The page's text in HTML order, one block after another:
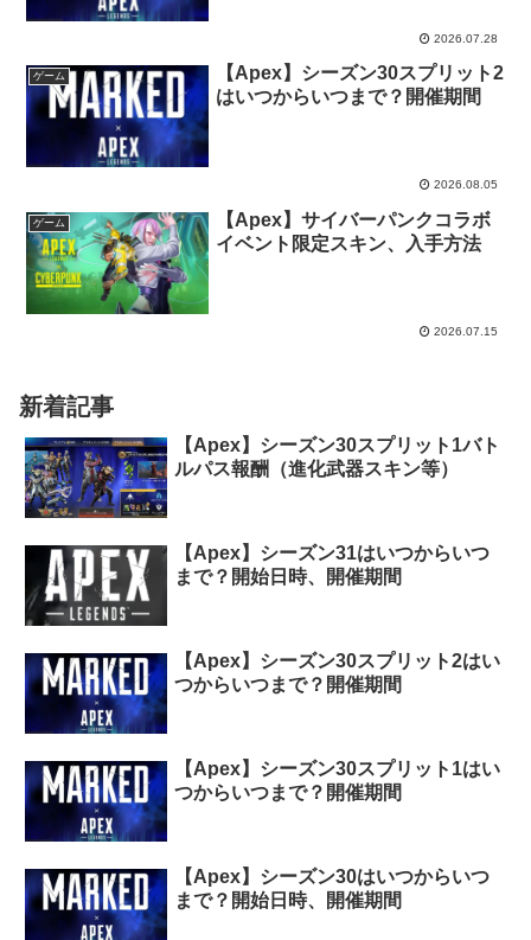
2026.07.28
ゲーム
【Apex】シーズン30スプリット2
はいつからいつまで？開催期間
2026.08.05
ゲーム
【Apex】サイバーパンクコラボ
イベント限定スキン、入手方法
2026.07.15
新着記事
【Apex】シーズン30スプリット1バト
ルパス報酬（進化武器スキン等）
【Apex】シーズン31はいつからいつ
まで？開始日時、開催期間
【Apex】シーズン30スプリット2はい
つからいつまで？開催期間
【Apex】シーズン30スプリット1はい
つからいつまで？開催期間
【Apex】シーズン30はいつからいつ
まで？開始日時、開催期間